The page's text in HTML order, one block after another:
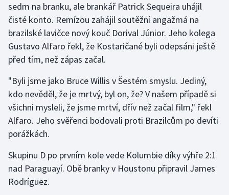
Florbal
Futsal
Gymnastika
Házená
Judo
Krasobruslení
sedm na branku, ale brankář Patrick Sequeira uhájil
čisté konto. Remízou zahájil soutěžní angažmá na
brazilské lavičce nový kouč Dorival Júnior. Jeho kolega
Gustavo Alfaro řekl, že Kostaričané byli odepsáni ještě
před tím, než zápas začal.
"Byli jsme jako Bruce Willis v Šestém smyslu. Jediný,
kdo nevěděl, že je mrtvý, byl on, že? V našem případě si
všichni mysleli, že jsme mrtví, dřív než začal film," řekl
Alfaro. Jeho svěřenci bodovali proti Brazilcům po devíti
porážkách.
Skupinu D po prvním kole vede Kolumbie díky výhře 2:1
nad Paraguayí. Obě branky v Houstonu připravil James
Rodríguez.